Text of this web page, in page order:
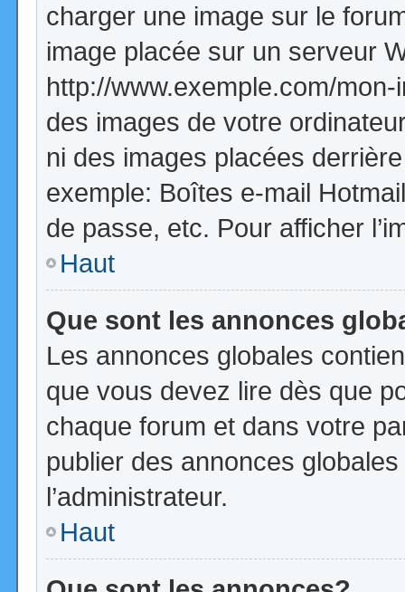
charger une image sur le
image placée sur un serveur
http://www.exemple.com/
des images de votre
ni des images placées
exemple: Boîtes e-mail
de passe, etc. Pour afficher
Haut
Que sont les annonces
Les annonces globales
que vous devez lire dès que
chaque forum et dans votre
publier des annonces
l’administrateur.
Haut